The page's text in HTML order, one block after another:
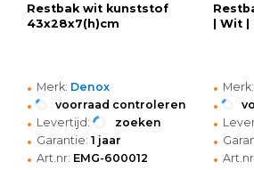
Restbak wit kunststof
43x28x7(h)cm
• Merk: Denox
• voorraad controleren
• Levertijd: zoeken
• Garantie: 1 jaar
• Art.nr: EMG-600012
| Wit |
• Merk:
•
•
•
•